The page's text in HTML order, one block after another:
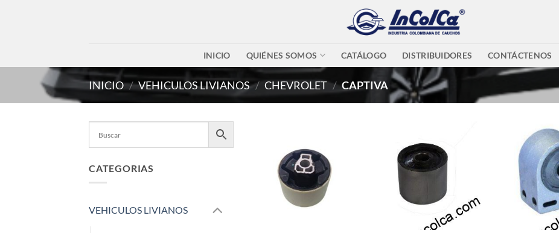
INICIO QUIÉNES SOMOS CATÁLOGO DISTRIBUIDORES CONTÁCTENOS
INICIO / VEHICULOS LIVIANOS / CHEVROLET / CAPTIVA
CATEGORIAS
VEHICULOS LIVIANOS